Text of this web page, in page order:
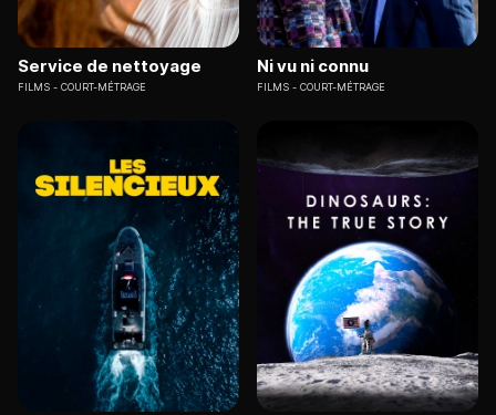
Service de nettoyage
FILMS COURT-MÉTRAGE
Ni vu ni connu
FILMS COURT-MÉTRAGE